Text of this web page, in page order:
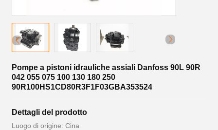
Pompe a pistoni idrauliche assiali Danfoss 90L 90R
042 055 075 100 130 180 250
90R100HS1CD80R3F1F03GBA353524
Dettagli del prodotto
Luogo di origine: Cina